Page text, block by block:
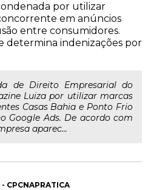
por utilizar
em anúncios
entre consumidores.
determina indenizações por
de Direito Empresarial do
Luiza por utilizar marcas
Casas Bahia e Ponto Frio
Google Ads. De acordo com
aparec...
CPCNAPRATICA